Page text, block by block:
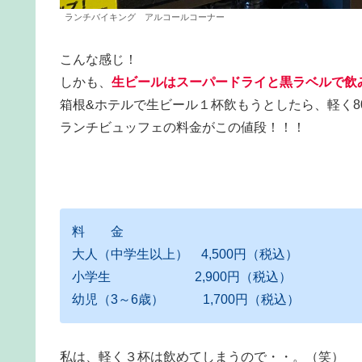
ランチバイキング アルコールコーナー
こんな感じ！
しかも、 生ビールはスーパードライと黒ラベルで飲
箱根&ホテルで生ビール１杯飲もうとしたら、軽く
ランチビュッフェの料金がこの値段！！！
料 金
大人（中学生以上） 4,500円（税込）
小学生 2,900円（税込）
幼児（3～6歳） 1,700円（税込）
私は、軽く３杯は飲めてしまうので・・。（笑）